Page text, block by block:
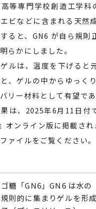
等専門学校創造工学
ビなどに含まれる天然
ると、GN6 が自ら規
らかにしました。
ルは、温度を下げると
、ゲルの中からゆっく
リー材料として有望で
は、2025年6月11日
ンライン版に掲載され
ァイルをご覧ください。
糖「GN6」GN6 は水の
則的に集まりゲルを形成